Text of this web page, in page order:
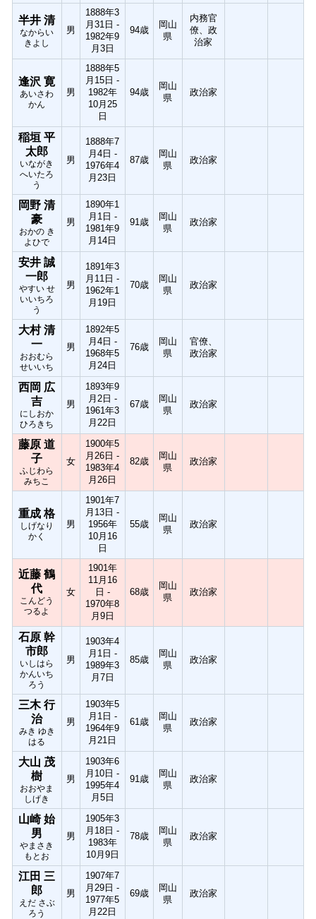
半井 清
なからい
きよし
男
1888年3
月31日 -
1982年9
月3日
94歳
岡山
県
内務官
僚、政
治家
逢沢 寛
あいさわ
かん
男
1888年5
月15日 -
1982年
10月25
日
94歳
岡山
県
政治家
稲垣 平
太郎
いながき
へいたろ
う
男
1888年7
月4日 -
1976年4
月23日
87歳
岡山
県
政治家
岡野 清
豪
おかの き
よひで
男
1890年1
月1日 -
1981年9
月14日
91歳
岡山
県
政治家
安井 誠
一郎
やすい せ
いいちろ
う
男
1891年3
月11日 -
1962年1
月19日
70歳
岡山
県
政治家
大村 清
一
おおむら
せいいち
男
1892年5
月4日 -
1968年5
月24日
76歳
岡山
県
官僚、
政治家
西岡 広
吉
にしおか
ひろきち
男
1893年9
月2日 -
1961年3
月22日
67歳
岡山
県
政治家
藤原 道
子
ふじわら
みちこ
女
1900年5
月26日 -
1983年4
月26日
82歳
岡山
県
政治家
重成 格
しげなり
かく
男
1901年7
月13日 -
1956年
10月16
日
55歳
岡山
県
政治家
近藤 鶴
代
こんどう
つるよ
女
1901年
11月16
日 -
1970年8
月9日
68歳
岡山
県
政治家
石原 幹
市郎
いしはら
かんいち
ろう
男
1903年4
月1日 -
1989年3
月7日
85歳
岡山
県
政治家
三木 行
治
みき ゆき
はる
男
1903年5
月1日 -
1964年9
月21日
61歳
岡山
県
政治家
大山 茂
樹
おおやま
しげき
男
1903年6
月10日 -
1995年4
月5日
91歳
岡山
県
政治家
山崎 始
男
やまさき
もとお
男
1905年3
月18日 -
1983年
10月9日
78歳
岡山
県
政治家
江田 三
郎
えだ さぶ
ろう
男
1907年7
月29日 -
1977年5
月22日
69歳
岡山
県
政治家